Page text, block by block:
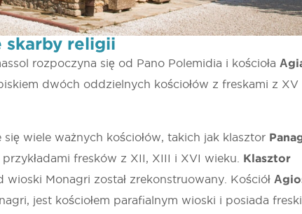
skarby religii
rozpoczyna się od Pano Polemidia i kościoła
dwóch oddzielnych kościołów z freskami z XV
wiele ważnych kościołów, takich jak klasztor
przykładami fresków z XII, XIII i XVI wieku. Klasztor
wioski Monagri został zrekonstruowany. Kościół
jest kościołem parafialnym wioski i posiada